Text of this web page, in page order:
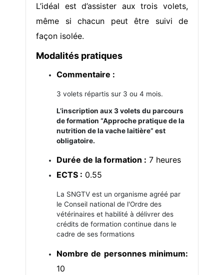
L’idéal est d’assister aux trois volets,
même si chacun peut être suivi de
façon isolée.
Modalités pratiques
Commentaire :
3 volets répartis sur 3 ou 4 mois.
L’inscription aux 3 volets du parcours
de formation “Approche pratique de la
nutrition de la vache laitière” est
obligatoire.
Durée de la formation : 7 heures
ECTS : 0.55
La SNGTV est un organisme agréé par
le Conseil national de l'Ordre des
vétérinaires et habilité à délivrer des
crédits de formation continue dans le
cadre de ses formations
Nombre de personnes minimum:
10